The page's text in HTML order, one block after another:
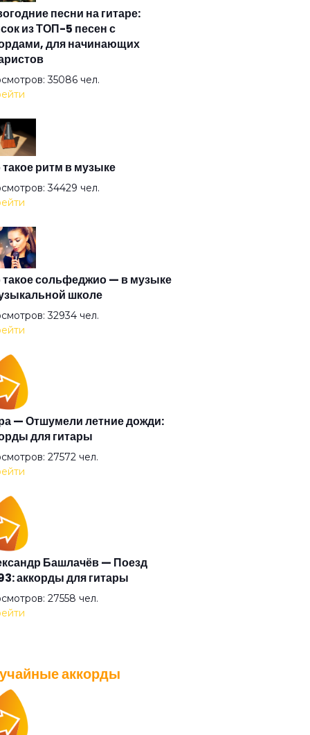
животное
Петра Акимова
дитя
цветок
шаман
ночью
песни на гитаре:
из ТОП-5 песен с
для начинающих
35086 чел.
такое ритм в музыке
34429 чел.
такое сольфеджио — в музыке
школе
32934 чел.
— Отшумели летние дожди:
для гитары
27572 чел.
Башлачёв — Поезд
аккорды для гитары
27558 чел.
— Плохо танцевать: аккорды
аккорды